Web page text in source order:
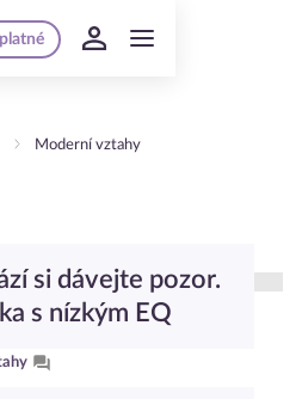
Moderní vztahy
si dávejte pozor.
s nízkým EQ